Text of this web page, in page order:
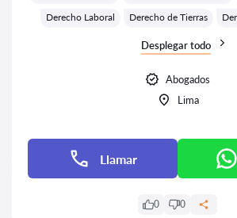
Derecho Laboral
Derecho de Tierras
Desplegar todo
Abogados
Lima
Llamar
0 0